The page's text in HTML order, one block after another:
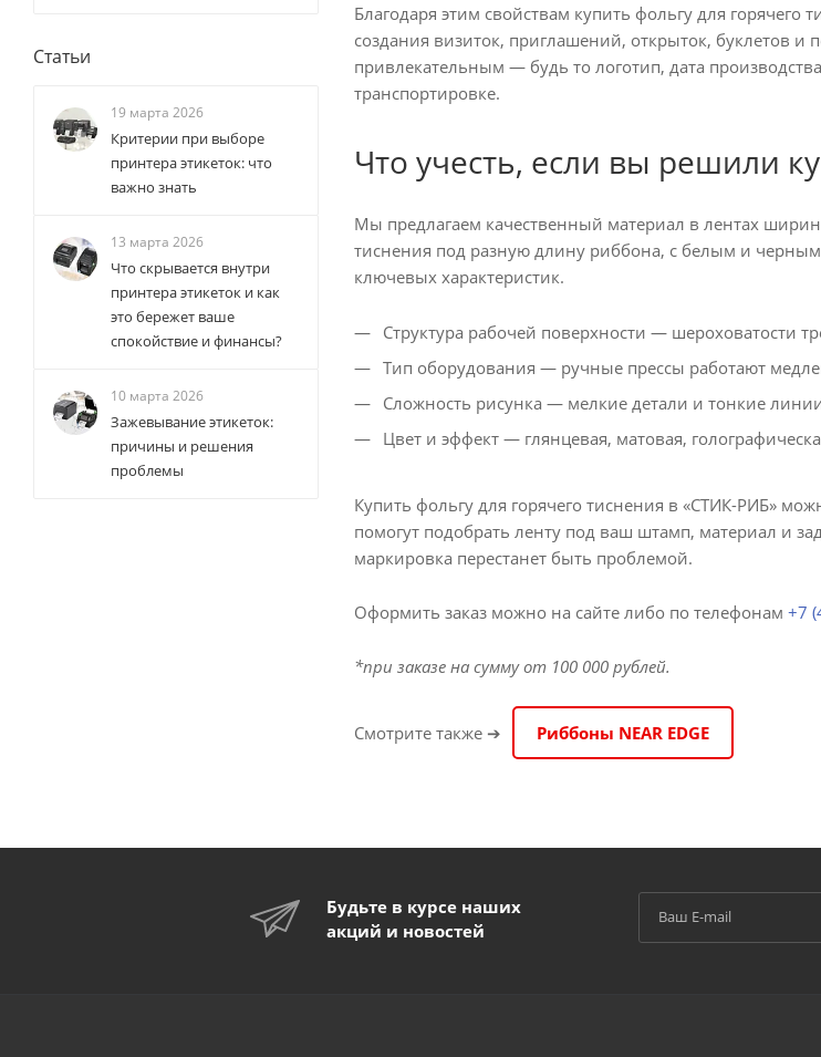
Благодаря этим свойствам купить фольгу для
создания визиток, приглашений, открыток, буклетов
привлекательным — будь то логотип, дата
транспортировке.
Что учесть, если вы решили
Мы предлагаем качественный материал в лентах
тиснения под разную длину риббона, с белым и
ключевых характеристик.
Структура рабочей поверхности — шероховатости
Тип оборудования — ручные прессы работают
Сложность рисунка — мелкие детали и тонкие
Цвет и эффект — глянцевая, матовая,
Купить фольгу для горячего тиснения в «СТИК-РИБ»
помогут подобрать ленту под ваш штамп, материал и
маркировка перестанет быть проблемой.
Оформить заказ можно на сайте либо по телефонам +7
*при заказе на сумму от 100 000 рублей.
Смотрите также ➔ Риббоны NEAR EDGE
Статьи
19 марта 2026
Критерии при выборе
принтера этикеток: что
важно знать
13 марта 2026
Что скрывается внутри
принтера этикеток и как
это бережет ваше
спокойствие и финансы?
10 марта 2026
Зажевывание этикеток:
причины и решения
проблемы
Будьте в курсе наших
акций и новостей